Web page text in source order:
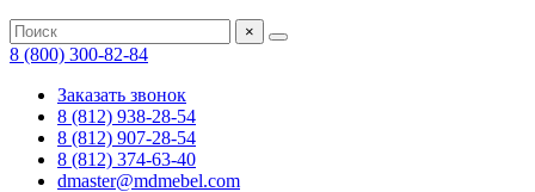
×
8 (800) 300-82-84
Заказать звонок
8 (812) 938-28-54
8 (812) 907-28-54
8 (812) 374-63-40
dmaster@mdmebel.com